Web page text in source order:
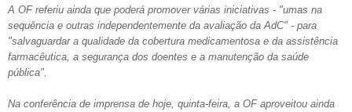
A OF referiu ainda que poderá promover várias iniciativas - "umas na
sequência e outras independentemente da avaliação da AdC" - para
"salvaguardar a qualidade da cobertura medicamentosa e da assistência
farmacêutica, a segurança dos doentes e a manutenção da saúde
pública".
Na conferência de imprensa de hoje, quinta-feira, a OF aproveitou ainda